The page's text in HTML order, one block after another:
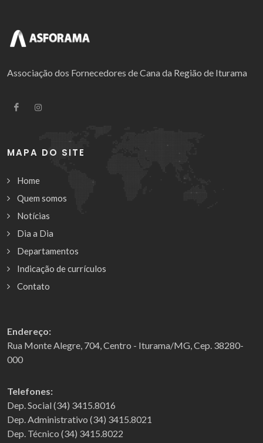
Associação dos Fornecedores de Cana da Região de Iturama
MAPA DO SITE
Home
Quem somos
Notícias
Dia a Dia
Departamentos
Indicação de currículos
Contato
Endereço:
Rua Monte Alegre, 704, Centro - Iturama/MG, Cep. 38280-
000
Telefones:
Dep. Social (34) 3415.8016
Dep. Administrativo (34) 3415.8021
Dep. Técnico (34) 3415.8022